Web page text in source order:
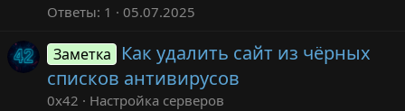
Ответы 1 05.07.2025
Заметка
Как удалить сайт из чёрных
списков антивирусов
0x42
Настройка серверов